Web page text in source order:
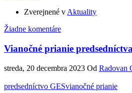
Zverejnené vAktuality
Žiadne komentáre
Vianočné prianie
streda, 20 decembra 2023 Od Radovan
predsedníctvo GESvianočné prianie